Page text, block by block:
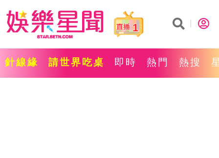
1
針線緣 請世界吃桌 即時 熱門 熱搜